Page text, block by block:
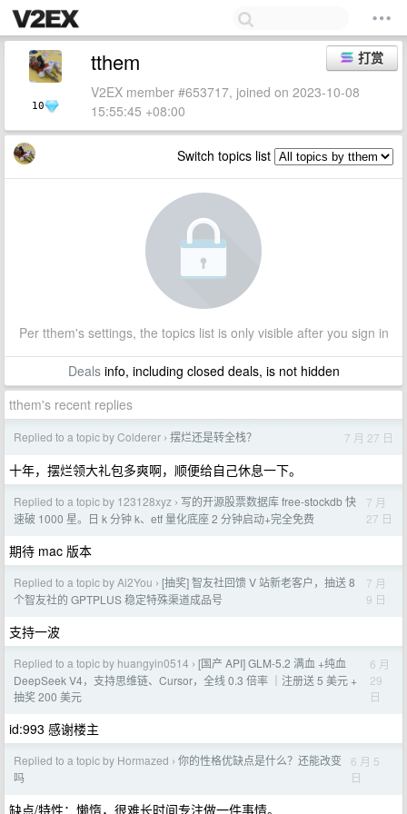
10
打赏
tthem
V2EX member #653717, joined on 2023-10-08
15:55:45 +08:00
Switch topics list
Per tthem's settings, the topics list is only visible after you sign in
Dealsinfo, including closed deals, is not hidden
tthem's recent replies
Replied to a topic by Colderer › 摆烂还是转全栈？ 7 月 27 日
十年，摆烂领大礼包多爽啊，顺便给自己休息一下。
Replied to a topic by 123128xyz › 写的开源股票数据库 free-stockdb 快
速破 1000 星。日 k 分钟 k、etf 量化底座 2 分钟启动+完全免费
7 月
27 日
期待 mac 版本
Replied to a topic by Ai2You › [抽奖] 智友社回馈 V 站新老客户，抽送 8
个智友社的 GPTPLUS 稳定特殊渠道成品号
7 月
9 日
支持一波
Replied to a topic by huangyin0514 › [国产 API] GLM-5.2 满血 +纯血
DeepSeek V4，支持思维链、Cursor，全线 0.3 倍率 ｜注册送 5 美元 +
抽奖 200 美元
6 月
29
日
id:993 感谢楼主
Replied to a topic by Hormazed › 你的性格优缺点是什么？还能改变
吗
6 月 5
日
缺点/特性：懒惰，很难长时间专注做一件事情。